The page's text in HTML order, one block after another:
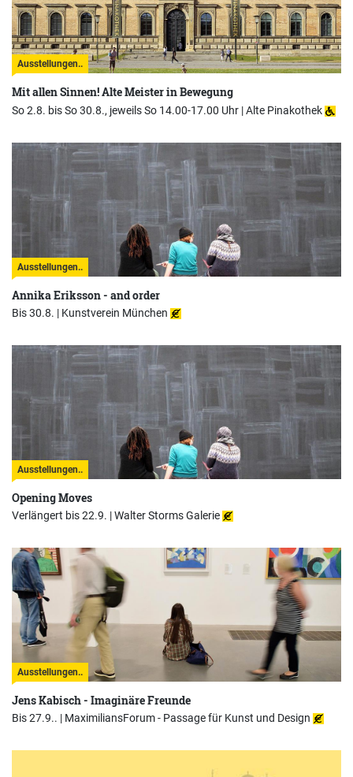
Ausstellungen..
Mit allen Sinnen! Alte Meister in Bewegung
So 2.8. bis So 30.8., jeweils So 14.00-17.00 Uhr |Alte Pinakothek
Ausstellungen..
Annika Eriksson - and order
Bis 30.8. | Kunstverein München
Ausstellungen..
Opening Moves
Verlängert bis 22.9. |Walter Storms Galerie
Ausstellungen..
Jens Kabisch - Imaginäre Freunde
Bis 27.9.. | MaximiliansForum - Passage für Kunst und Design